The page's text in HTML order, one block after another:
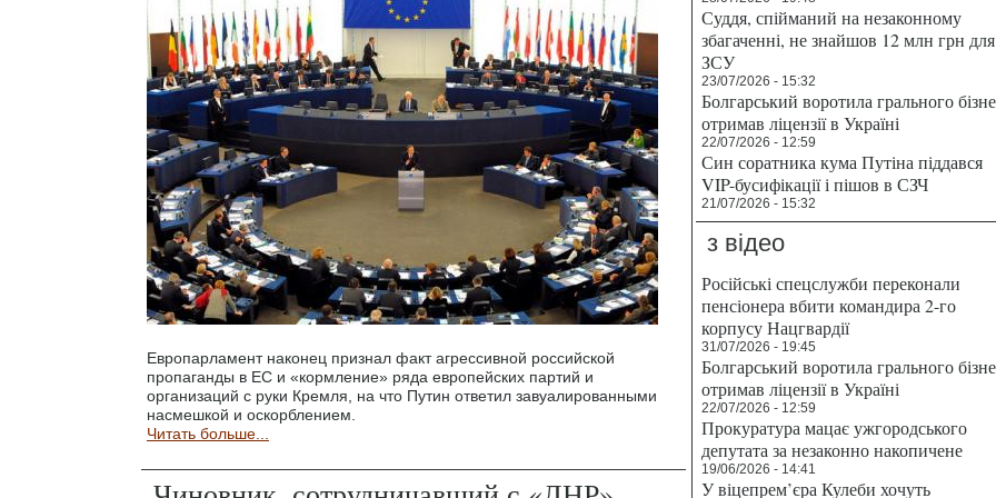
Европарламент наконец признал факт агрессивной российской
пропаганды в ЕС и «кормление» ряда европейских партий и
организаций с руки Кремля, на что Путин ответил завуалированными
насмешкой и оскорблением.
Читать больше...
Суддя, спійманий на незаконному
збагаченні, не знайшов 12 млн грн для
ЗСУ
23/07/2026 - 15:32
Болгарський воротила грального
отримав ліцензії в Україні
22/07/2026 - 12:59
Син соратника кума Путіна піддався
VIP-бусифікації і пішов в СЗЧ
21/07/2026 - 15:32
з відео
Російські спецслужби переконали
пенсіонера вбити командира 2-го
корпусу Нацгвардії
31/07/2026 - 19:45
Болгарський воротила грального
отримав ліцензії в Україні
22/07/2026 - 12:59
Прокуратура мацає ужгородського
депутата за незаконно накопичене
19/06/2026 - 14:41
У віцепрем’єра Кулеби хочуть